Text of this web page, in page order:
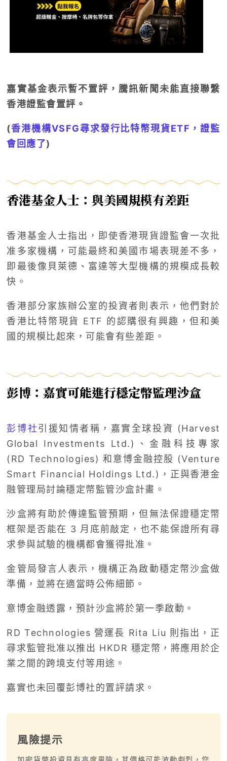
嘉實基金表示暫不置評，騰訊新聞未能直接聯繫
香港證監會置評。
(香港機構VSFG尋求發行比特幣現貨ETF，證監
會回應了)
香港基金人士：與美國規模有差距
香港基金人士指出，即使香港現貨證監會一次批
准多家機構，可能最終和美國市場表現差不多，
即最後像貝萊德、富達等大型機構的規模成長較
快。
香港部分家族辦公室的投資者則表示，他們對於
香港比特幣現貨 ETF 的認購很有興趣，但和美
國的規模比起來，可能會有些差距。
彭博：嘉實可能進行穩定幣監理沙盒
彭博社引援知情者稱，嘉實全球投資 (Harvest
Global Investments Ltd.)、金融科技專家
(RD Technologies) 和意博金融控股 (Venture
Smart Financial Holdings Ltd.)，正與香港金
融管理局討論穩定幣監管沙盒計畫。
沙盒將有助於傳達監管預期，但無法保證穩定幣
框架是否能在 3 月底前敲定，也不能保證所有尋
求參與試驗的機構都會獲得批准。
金管局發言人表示，機構正為啟動穩定幣沙盒做
準備，並將在適當時公佈細節。
意博金融透露，預計沙盒將於第一季啟動。
RD Technologies 營運長 Rita Liu 則指出，正
尋求監管批准以推出 HKDR 穩定幣，將應用於企
業之間的跨境支付等用途。
嘉實也未回覆彭博社的置評請求。
風險提示